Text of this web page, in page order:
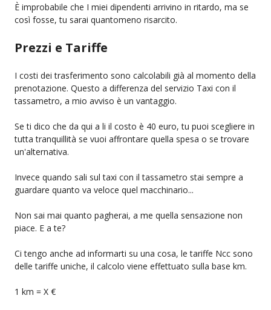
È improbabile che I miei dipendenti arrivino in ritardo, ma se
così fosse, tu sarai quantomeno risarcito.
Prezzi e Tariffe
I costi dei trasferimento sono calcolabili già al momento della
prenotazione. Questo a differenza del servizio Taxi con il
tassametro, a mio avviso è un vantaggio.
Se ti dico che da qui a li il costo è 40 euro, tu puoi scegliere in
tutta tranquillità se vuoi affrontare quella spesa o se trovare
un'alternativa.
Invece quando sali sul taxi con il tassametro stai sempre a
guardare quanto va veloce quel macchinario...
Non sai mai quanto pagherai, a me quella sensazione non
piace. E a te?
Ci tengo anche ad informarti su una cosa, le tariffe Ncc sono
delle tariffe uniche, il calcolo viene effettuato sulla base km.
1 km = X €